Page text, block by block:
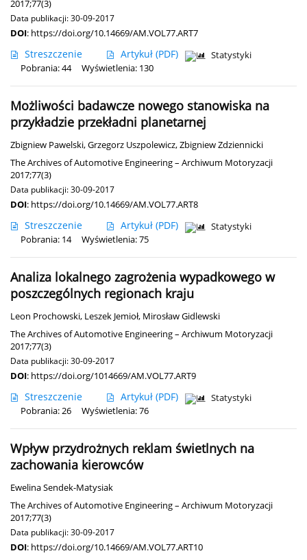
2017;77(3)
Data publikacji: 30-09-2017
DOI: https://doi.org/10.14669/AM.VOL77.ART7
Streszczenie Artykuł (PDF)
Statystyki
Pobrania: 44
Wyświetlenia: 130
Możliwości badawcze nowego stanowiska na
przykładzie przekładni planetarnej
Zbigniew Pawelski,Grzegorz Uszpolewicz,Zbigniew Zdziennicki
The Archives of Automotive Engineering – Archiwum Motoryzacji
2017;77(3)
Data publikacji: 30-09-2017
DOI: https://doi.org/10.14669/AM.VOL77.ART8
Streszczenie Artykuł (PDF)
Statystyki
Pobrania: 14
Wyświetlenia: 75
Analiza lokalnego zagrożenia wypadkowego w
poszczególnych regionach kraju
Leon Prochowski, Leszek Jemioł, Mirosław Gidlewski
The Archives of Automotive Engineering – Archiwum Motoryzacji
2017;77(3)
Data publikacji: 30-09-2017
DOI: https://doi.org/1014669/AM.VOL77.ART9
Streszczenie Artykuł (PDF)
Statystyki
Pobrania: 26
Wyświetlenia: 76
Wpływ przydrożnych reklam świetlnych na
zachowania kierowców
Ewelina Sendek-Matysiak
The Archives of Automotive Engineering – Archiwum Motoryzacji
2017;77(3)
Data publikacji: 30-09-2017
DOI: https://doi.org/10.14669/AM.VOL77.ART10